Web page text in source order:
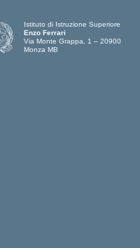
Istituto di Istruzione Superiore
Enzo Ferrari
Via Monte Grappa, 1 – 20900
Monza MB